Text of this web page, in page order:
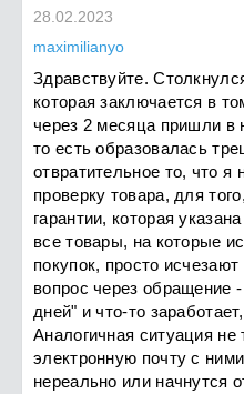
28.02.2023
maximilianyo
Здравствуйте.
которая заключается в
через 2 месяца пришли в
то есть образовалась
отвратительное то, что я
проверку товара, для
гарантии, которая
все товары, на которые
покупок, просто
вопрос через обращение
дней" и что-то
Аналогичная ситуация не
электронную почту с
нереально или начнутся